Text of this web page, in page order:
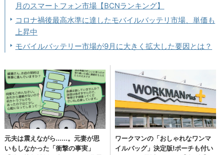
月のスマートフォン市場【BCNランキング】
コロナ禍後最高水準に達したモバイルバッテリ市場、単価も
上昇中
モバイルバッテリー市場が9月に大きく拡大した要因とは？